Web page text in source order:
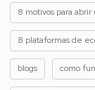
8 motivos para
8 plataformas de
blogs como